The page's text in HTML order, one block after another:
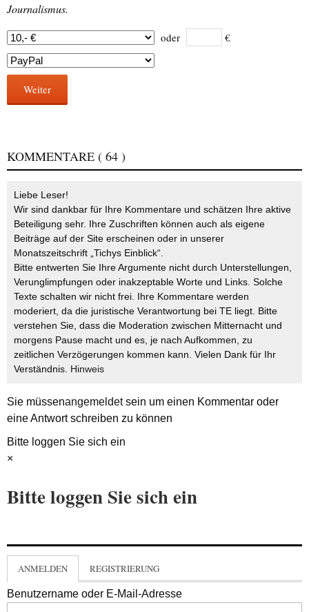
Journalismus.
oder €
Weiter
KOMMENTARE ( 64 )
Liebe Leser!
Wir sind dankbar für Ihre Kommentare und schätzen Ihre aktive
Beteiligung sehr. Ihre Zuschriften können auch als eigene
Beiträge auf der Site erscheinen oder in unserer
Monatszeitschrift „Tichys Einblick“.
Bitte entwerten Sie Ihre Argumente nicht durch Unterstellungen,
Verunglimpfungen oder inakzeptable Worte und Links. Solche
Texte schalten wir nicht frei. Ihre Kommentare werden
moderiert, da die juristische Verantwortung bei TE liegt. Bitte
verstehen Sie, dass die Moderation zwischen Mitternacht und
morgens Pause macht und es, je nach Aufkommen, zu
zeitlichen Verzögerungen kommen kann. Vielen Dank für Ihr
Verständnis. Hinweis
Sie müssenangemeldetsein um einen Kommentar oder
eine Antwort schreiben zu können
Bitte loggen Sie sich ein
×
Bitte loggen Sie sich ein
ANMELDEN REGISTRIERUNG
Benutzername oder E-Mail-Adresse